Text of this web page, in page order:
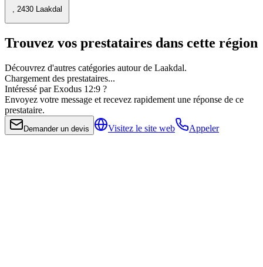
, 2430 Laakdal
Trouvez vos prestataires dans cette région
Découvrez d'autres catégories autour de Laakdal.
Chargement des prestataires...
Intéressé par Exodus 12:9 ?
Envoyez votre message et recevez rapidement une réponse de ce
prestataire.
Demander un devis Visitez le site web Appeler